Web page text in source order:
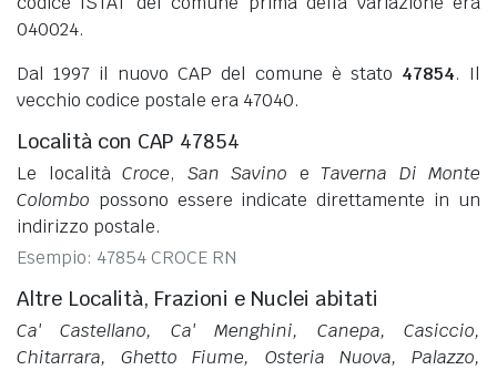
040024.
Dal 1997 il nuovo CAP del comune è stato 47854. Il
vecchio codice postale era 47040.
Località con CAP 47854
Le località Croce, San Savino e Taverna Di Monte
Colombo possono essere indicate direttamente in un
indirizzo postale.
Esempio: 47854 CROCE RN
Altre Località, Frazioni e Nuclei abitati
Ca' Castellano, Ca' Menghini, Canepa, Casiccio,
Chitarrara, Ghetto Fiume, Osteria Nuova, Palazzo,